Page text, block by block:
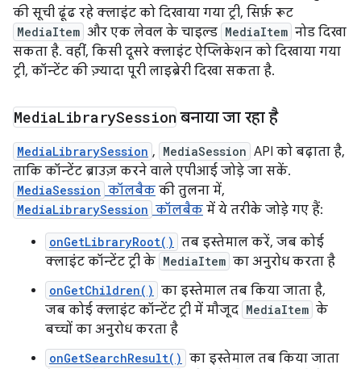
की सूची ढूंढ रहे क्लाइंट को दिखाया गया ट्री, सिर्फ़ रूट
MediaItem और एक लेवल के चाइल्ड MediaItem नोड दिखा
सकता है. वहीं, किसी दूसरे क्लाइंट ऐप्लिकेशन को दिखाया गया
ट्री, कॉन्टेंट की ज़्यादा पूरी लाइब्रेरी दिखा सकता है.
MediaLibrarySession बनाया जा रहा है
MediaLibrarySession , MediaSession API को बढ़ाता है,
ताकि कॉन्टेंट ब्राउज़ करने वाले एपीआई जोड़े जा सकें.
MediaSession कॉलबैक की तुलना में,
MediaLibrarySession कॉलबैक में ये तरीके जोड़े गए हैं:
onGetLibraryRoot() तब इस्तेमाल करें, जब कोई
क्लाइंट कॉन्टेंट ट्री के MediaItem का अनुरोध करता है
onGetChildren() का इस्तेमाल तब किया जाता है,
जब कोई क्लाइंट कॉन्टेंट ट्री में मौजूद MediaItem के
बच्चों का अनुरोध करता है
onGetSearchResult() का इस्तेमाल तब किया जाता